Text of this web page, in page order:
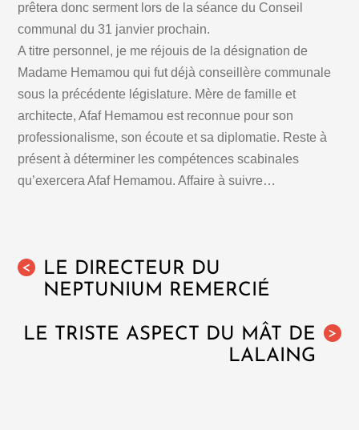
prêtera donc serment lors de la séance du Conseil
communal du 31 janvier prochain.
A titre personnel, je me réjouis de la désignation de
Madame Hemamou qui fut déjà conseillère communale
sous la précédente législature. Mère de famille et
architecte, Afaf Hemamou est reconnue pour son
professionalisme, son écoute et sa diplomatie. Reste à
présent à déterminer les compétences scabinales
qu’exercera Afaf Hemamou. Affaire à suivre…
<
LE DIRECTEUR DU
NEPTUNIUM REMERCIÉ
>
LE TRISTE ASPECT DU MÂT DE
LALAING